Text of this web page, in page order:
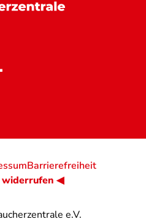
e.V.
Barrierefreiheit
◀